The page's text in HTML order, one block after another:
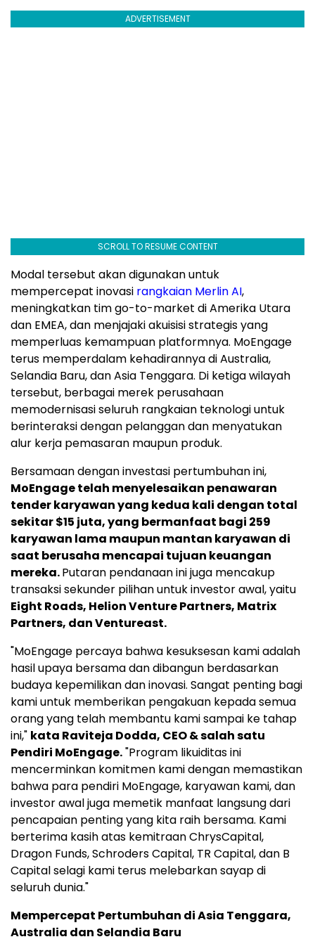
ADVERTISEMENT
SCROLL TO RESUME CONTENT
Modal tersebut akan digunakan untuk
mempercepat inovasi rangkaian Merlin AI,
meningkatkan tim go-to-market diAmerika Utara
dan EMEA, dan menjajaki akuisisi strategis yang
memperluas kemampuan platformnya. MoEngage
terus memperdalam kehadirannya diAustralia,
Selandia Baru, danAsia Tenggara. Di ketiga wilayah
tersebut, berbagai merek perusahaan
memodernisasi seluruh rangkaian teknologi untuk
berinteraksi dengan pelanggan dan menyatukan
alur kerja pemasaran maupun produk.
Bersamaan dengan investasi pertumbuhan ini,
MoEngage telah menyelesaikan penawaran
tender karyawan yang kedua kali dengan total
sekitar$15 juta, yang bermanfaat bagi 259
karyawan lama maupun mantan karyawan di
saat berusaha mencapai tujuan keuangan
mereka.Putaran pendanaan ini juga mencakup
transaksi sekunder pilihan untuk investor awal, yaitu
Eight Roads, Helion Venture Partners, Matrix
Partners, dan Ventureast.
"MoEngage percaya bahwa kesuksesan kami adalah
hasil upaya bersama dan dibangun berdasarkan
budaya kepemilikan dan inovasi. Sangat penting bagi
kami untuk memberikan pengakuan kepada semua
orang yang telah membantu kami sampai ke tahap
ini," kata Raviteja Dodda, CEO & salah satu
Pendiri MoEngage."Program likuiditas ini
mencerminkan komitmen kami dengan memastikan
bahwa para pendiri MoEngage, karyawan kami, dan
investor awal juga memetik manfaat langsung dari
pencapaian penting yang kita raih bersama. Kami
berterima kasih atas kemitraan ChrysCapital,
Dragon Funds, Schroders Capital, TR Capital, dan B
Capital selagi kami terus melebarkan sayap di
seluruh dunia."
Mempercepat Pertumbuhan diAsia Tenggara,
Australia dan Selandia Baru